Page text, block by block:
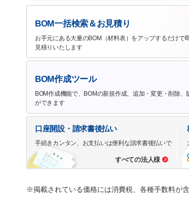
BOM一括検索＆お見積り
お手元にある大量のBOM（材料表）をアップするだけで
見積りいたします
BOM作成ツール
BOM作成機能で、BOMの新規作成、追加・変更・削除、
ができます
口座開設・請求書後払い
手続きカンタン、お支払いは便利な請求書後払いで
すべての法人様
※掲載されている価格には消費税、各種手数料が